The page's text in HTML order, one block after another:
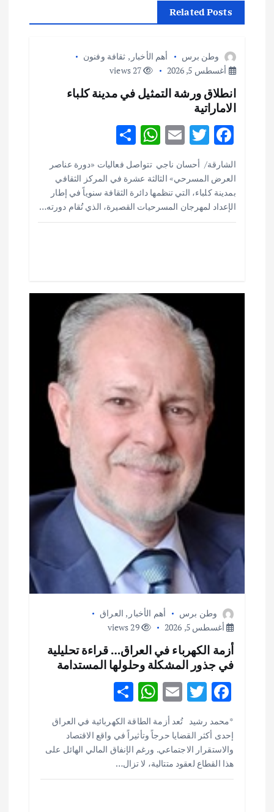
ق
ت
Related Posts
وطن برس أهم الأخبار , ثقافة وفنون
أغسطس 5, 2026
27 views
انطلاق ورشة التمثيل في مدينة كلباء
الاماراتية
F
ac
e
b
o
T
w
it
te
r
E
ai
l
W
h
at
s
A
h
ar
e
الشارقة/ أحسان ناجي تتواصل فعاليات «دورة عناصر
العرض المسرحي» الثالثة عشرة في المركز الثقافي
بمدينة كلباء، التي تنظمها دائرة الثقافة سنوياً في إطار
الإعداد لمهرجان المسرحيات القصيرة، الذي تُقام دورته…
وطن برس أهم الأخبار , العراق
أغسطس 5, 2026
29 views
أزمة الكهرباء في العراق… قراءة تحليلية
في جذور المشكلة وحلولها المستدامة
F
e
b
o
T
w
it
te
r
E
m
ai
l
W
h
at
s
A
S
h
ar
e
*محمد رشيد تُعد أزمة الطاقة الكهربائية في العراق
إحدى أكثر القضايا حرجاً وتأثيراً في واقع الاقتصاد
والاستقرار الاجتماعي. ورغم الإنفاق المالي الهائل على
هذا القطاع لعقود متتالية، لا تزال…
ثقافة وفنون
اختتام ورشة السينوغرافيا في مدينة كلباء الاماراتية
أغسطس 3, 2026